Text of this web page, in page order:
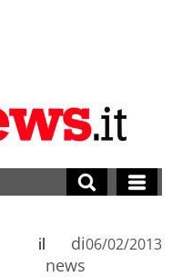
di
news
il 06/02/2013